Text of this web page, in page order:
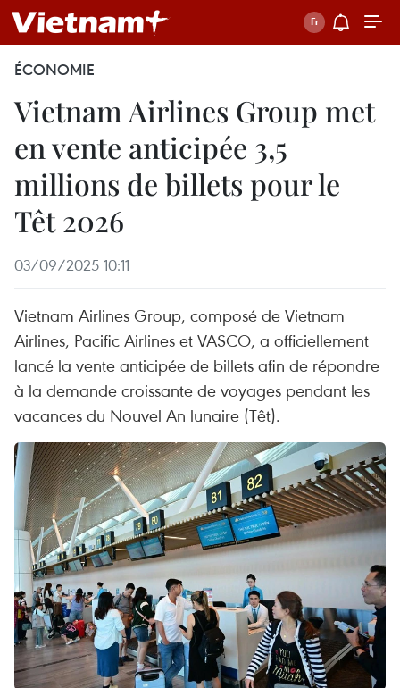
ÉCONOMIE
Vietnam Airlines Group met
en vente anticipée 3,5
millions de billets pour le
Têt 2026
03/09/2025 10:11
Vietnam Airlines Group, composé de Vietnam
Airlines, Pacific Airlines et VASCO, a officiellement
lancé la vente anticipée de billets afin de répondre
à la demande croissante de voyages pendant les
vacances du Nouvel An lunaire (Têt).